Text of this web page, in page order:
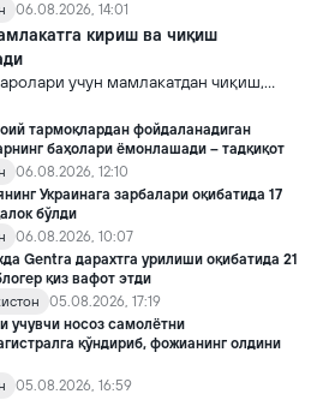
06.08.2026, 14:01
кириш ва чиқиш
учун мамлакатдан чиқиш,
кириш тартиби бўйича янги
тармоқлардан фойдаланадиган
баҳолари ёмонлашади – тадқиқот
06.08.2026, 12:10
Украинага зарбалари оқибатида 17
бўлди
06.08.2026, 10:07
Gentra дарахтга урилиши оқибатида 21
қиз вафот этди
05.08.2026, 17:19
учувчи носоз самолётни
қўндириб, фожианинг олдини
05.08.2026, 16:59